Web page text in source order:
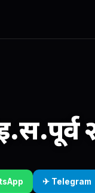
✈ Telegram